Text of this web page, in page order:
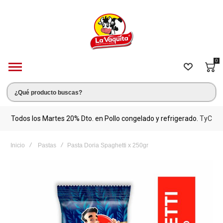
0
Todos los Martes 20% Dto. en Pollo congelado y refrigerado. TyC
Inicio Pastas Pasta Doria Spaghetti x 250gr